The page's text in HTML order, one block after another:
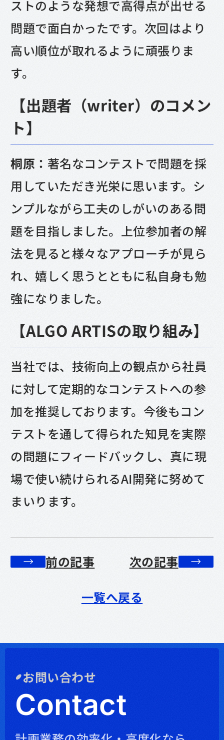
ストのような発想で高得点が出せる
問題で面白かったです。次回はより
高い順位が取れるように頑張りま
す。
【出題者（writer）のコメン
ト】
桐原： 著名なコンテストで問題を採
用していただき光栄に思います。シ
ンプルながら工夫のしがいのある問
題を目指しました。上位参加者の解
法を見ると様々なアプローチが見ら
れ、嬉しく思うとともに私自身も勉
強になりました。
【ALGO ARTISの取り組み】
当社では、技術向上の観点から社員
に対して定期的なコンテストへの参
加を推奨しております。今後もコン
テストを通して得られた知見を実際
の問題にフィードバックし、真に現
場で使い続けられるAI開発に努めて
まいります。
前の記事 次の記事
一覧へ戻る
お問い合わせ
Contact